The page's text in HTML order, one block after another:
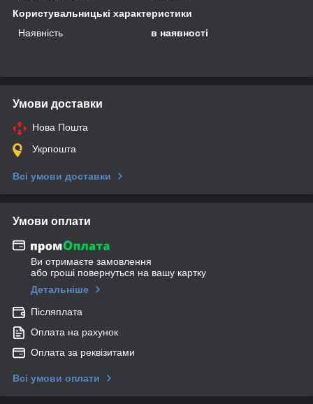
Користувальницькі характеристики
Наявність
в наявності
Умови доставки
Нова Пошта
Укрпошта
Всі умови доставки
Умови оплати
Ви отримаєте замовлення
або гроші повернуться на вашу картку
Детальніше
Післяплата
Оплата на рахунок
Оплата за реквізитами
Всі умови оплати